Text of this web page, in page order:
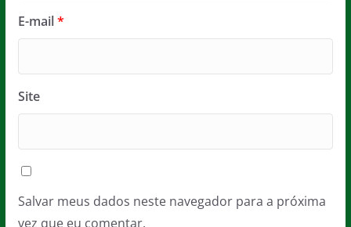
E-mail*
Site
Salvar meus dados neste navegador para a próxima
vez que eu comentar.